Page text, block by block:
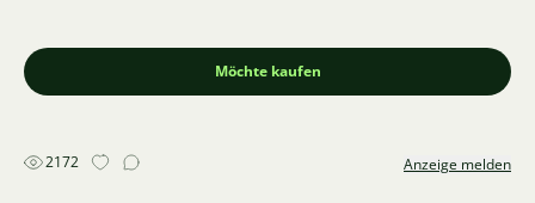
Möchte kaufen
2172 Anzeige melden